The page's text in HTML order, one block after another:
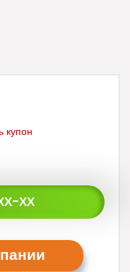
купон
ХХ
пании